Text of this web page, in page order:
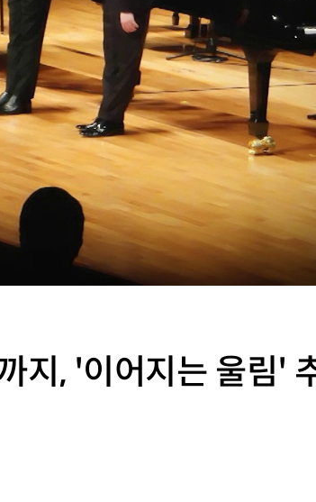
지, '이어지는 울림'